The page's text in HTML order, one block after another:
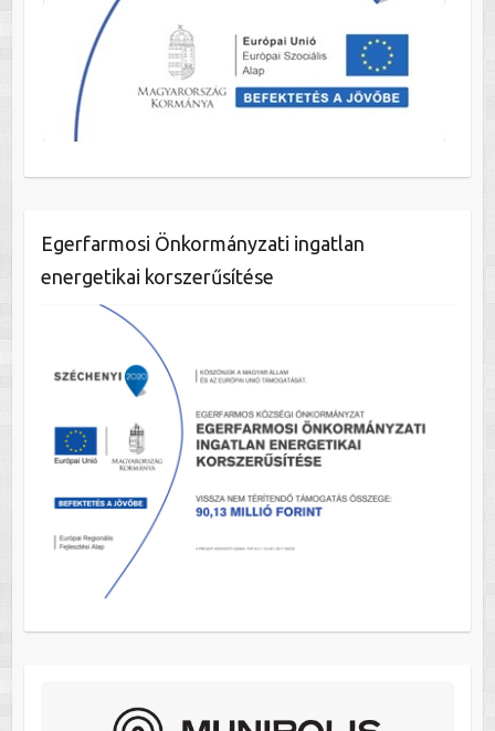
Egerfarmosi Önkormányzati ingatlan
energetikai korszerűsítése